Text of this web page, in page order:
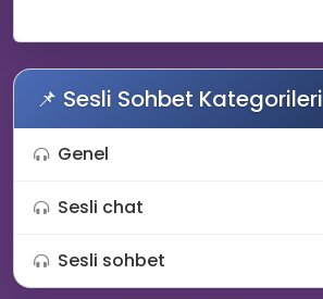
📌 Sesli Sohbet Kategorileri
Genel
Sesli chat
Sesli sohbet